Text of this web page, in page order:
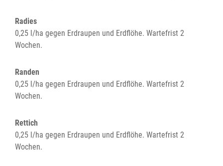
Radies
0,25 l/ha gegen Erdraupen und Erdflöhe. Wartefrist 2
Wochen.
Randen
0,25 l/ha gegen Erdraupen und Erdflöhe. Wartefrist 2
Wochen.
Rettich
0,25 l/ha gegen Erdraupen und Erdflöhe. Wartefrist 2
Wochen.